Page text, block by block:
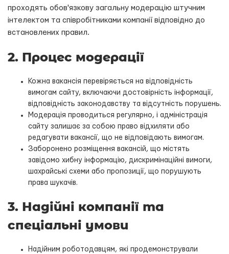
проходять обов'язкову загальну модерацію штучним
інтелектом та співробітниками компанії відповідно до
встановлених правил.
2. Процес модерації
Кожна вакансія перевіряється на відповідність
вимогам сайту, включаючи достовірність інформації,
відповідність законодавству та відсутність порушень.
Модерація проводиться регулярно, і адміністрація
сайту залишає за собою право відхиляти або
редагувати вакансії, що не відповідають вимогам.
Заборонено розміщення вакансій, що містять
завідомо хибну інформацію, дискримінаційні вимоги,
шахрайські схеми або пропозиції, що порушують
права шукачів.
3. Надійні компанії та
спеціальні умови
Надійним роботодавцям, які продемонстрували